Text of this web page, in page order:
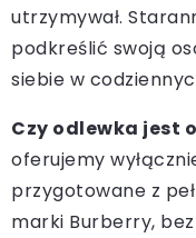
utrzymywał.
podkreślić swoją
siebie w
Czy odlewka jest
oferujemy
przygotowane z
marki Burberry,